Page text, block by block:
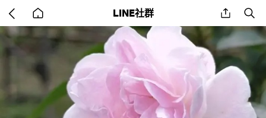
back
to
home
LINE社群 share